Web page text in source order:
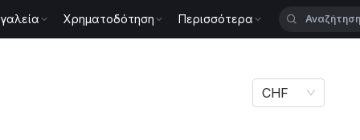
Χρηματοδότηση
Περισσότερα
CHF